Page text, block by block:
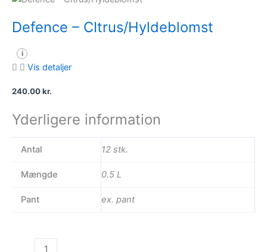
Defence – CItrus/Hyldeblomst
i
Vis detaljer
240.00kr.
Yderligere information
Antal 12 stk.
Mængde 0.5 L
Pant ex. pant